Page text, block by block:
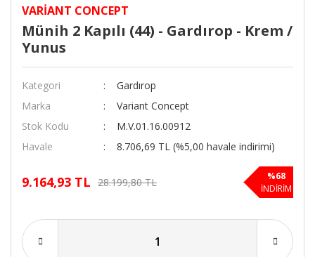
VARIANT CONCEPT
Münih 2 Kapılı (44) - Gardırop - Krem /
Yunus
Kategori
Gardırop
Marka
Variant Concept
Stok Kodu
M.V.01.16.00912
Havale
8.706,69 TL (%5,00 havale indirimi)
9.164,93 TL 28.199,80 TL
%68
İNDİRİM